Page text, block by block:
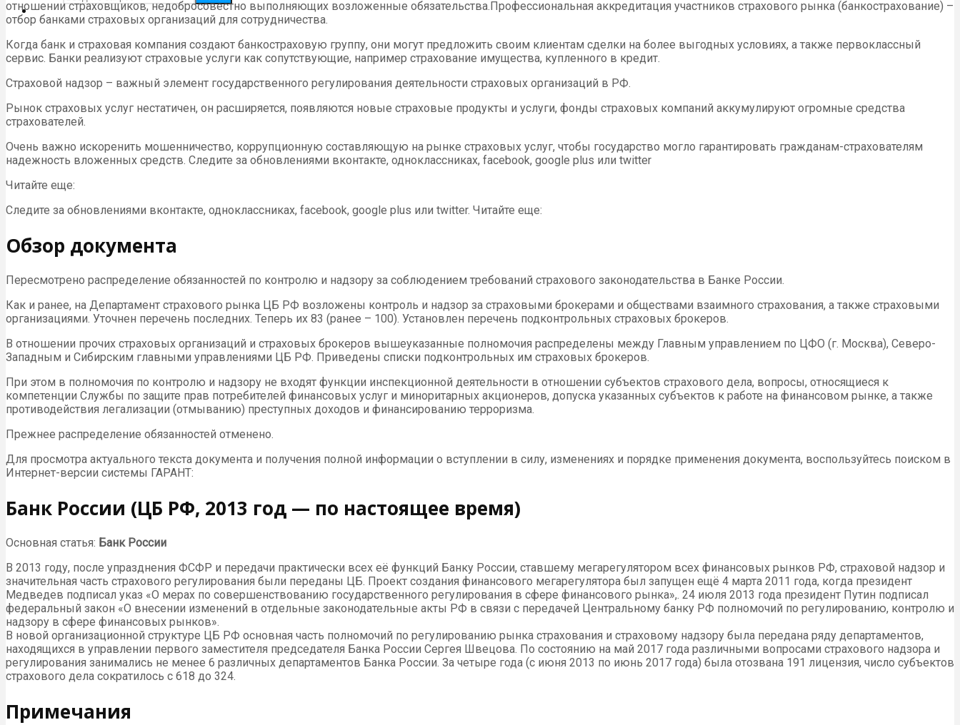
отношении страховщиков, недобросовестно выполняющих возложенные обязательства.Профессиональная аккредитация участников страхового рынка (банкострахование) –
отбор банками страховых организаций для сотрудничества.
Когда банк и страховая компания создают банкостраховую группу, они могут предложить своим клиентам сделки на более выгодных условиях, а также первоклассный
сервис. Банки реализуют страховые услуги как сопутствующие, например страхование имущества, купленного в кредит.
Страховой надзор – важный элемент государственного регулирования деятельности страховых организаций в РФ.
Рынок страховых услуг нестатичен, он расширяется, появляются новые страховые продукты и услуги, фонды страховых компаний аккумулируют огромные средства
страхователей.
Очень важно искоренить мошенничество, коррупционную составляющую на рынке страховых услуг, чтобы государство могло гарантировать гражданам-страхователям
надежность вложенных средств. Следите за обновлениями вконтакте, одноклассниках, facebook, google plus или twitter
Читайте еще:
Следите за обновлениями вконтакте, одноклассниках, facebook, google plus или twitter. Читайте еще:
Обзор документа
Пересмотрено распределение обязанностей по контролю и надзору за соблюдением требований страхового законодательства в Банке России.
Как и ранее, на Департамент страхового рынка ЦБ РФ возложены контроль и надзор за страховыми брокерами и обществами взаимного страхования, а также страховыми
организациями. Уточнен перечень последних. Теперь их 83 (ранее – 100). Установлен перечень подконтрольных страховых брокеров.
В отношении прочих страховых организаций и страховых брокеров вышеуказанные полномочия распределены между Главным управлением по ЦФО (г. Москва), Северо-
Западным и Сибирским главными управлениями ЦБ РФ. Приведены списки подконтрольных им страховых брокеров.
При этом в полномочия по контролю и надзору не входят функции инспекционной деятельности в отношении субъектов страхового дела, вопросы, относящиеся к
компетенции Службы по защите прав потребителей финансовых услуг и миноритарных акционеров, допуска указанных субъектов к работе на финансовом рынке, а также
противодействия легализации (отмыванию) преступных доходов и финансированию терроризма.
Прежнее распределение обязанностей отменено.
Для просмотра актуального текста документа и получения полной информации о вступлении в силу, изменениях и порядке применения документа, воспользуйтесь поиском в
Интернет-версии системы ГАРАНТ:
Банк России (ЦБ РФ, 2013 год — по настоящее время)
Основная статья: Банк России
В 2013 году, после упразднения ФСФР и передачи практически всех её функций Банку России, ставшему мегарегулятором всех финансовых рынков РФ, страховой надзор и
значительная часть страхового регулирования были переданы ЦБ. Проект создания финансового мегарегулятора был запущен ещё 4 марта 2011 года, когда президент
Медведев подписал указ «О мерах по совершенствованию государственного регулирования в сфере финансового рынка»,. 24 июля 2013 года президент Путин подписал
федеральный закон «О внесении изменений в отдельные законодательные акты РФ в связи с передачей Центральному банку РФ полномочий по регулированию, контролю и
надзору в сфере финансовых рынков».
В новой организационной структуре ЦБ РФ основная часть полномочий по регулированию рынка страхования и страховому надзору была передана ряду департаментов,
находящихся в управлении первого заместителя председателя Банка России Сергея Швецова. По состоянию на май 2017 года различными вопросами страхового надзора и
регулирования занимались не менее 6 различных департаментов Банка России. За четыре года (с июня 2013 по июнь 2017 года) была отозвана 191 лицензия, число субъектов
страхового дела сократилось с 618 до 324.
Примечания